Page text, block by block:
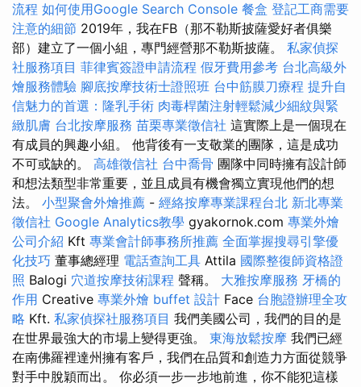
流程 如何使用Google Search Console 餐盒 登記工商需要
注意的細節 2019年，我在FB（那不勒斯披薩愛好者俱樂
部）建立了一個小組，專門經營那不勒斯披薩。 私家偵探
社服務項目 菲律賓簽證申請流程 假牙費用參考 台北高級外
燴服務體驗 腳底按摩技術士證照班 台中筋膜刀療程 提升自
信魅力的首選：隆乳手術 肉毒桿菌注射輕鬆減少細紋與緊
緻肌膚 台北按摩服務 苗栗專業徵信社 這實際上是一個現在
有成員的興趣小組。 他背後有一支敬業的團隊，這是成功
不可或缺的。 高雄徵信社 台中喬骨 團隊中同時擁有設計師
和想法類型非常重要，並且成員有機會獨立實現他們的想
法。 小型聚會外燴推薦 - 經絡按摩專業課程台北 新北專業
徵信社 Google Analytics教學 gyakornok.com 專業外燴
公司介紹 Kft 專業會計師事務所推薦 全面掌握搜尋引擎優
化技巧 董事總經理 電話查詢工具 Attila 國際整復師資格證
照 Balogi 穴道按摩技術課程 聲稱。 大雅按摩服務 牙橋的
作用 Creative 專業外燴 buffet 設計 Face 台胞證辦理全攻
略 Kft. 私家偵探社服務項目 我們美國公司，我們的目的是
在世界最強大的市場上變得更強。 東海放鬆按摩 我們已經
在南佛羅裡達州擁有客戶，我們在品質和創造力方面從競爭
對手中脫穎而出。 你必須一步一步地前進，你不能犯這樣